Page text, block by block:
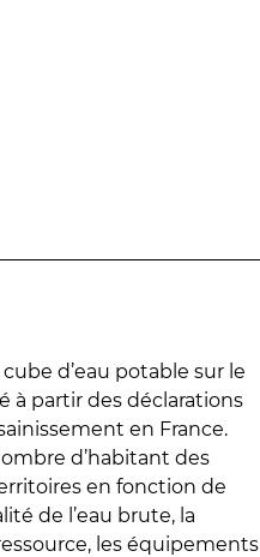
d’eau potable sur le
à partir des déclarations
en France.
d’habitant des
en fonction de
de l’eau brute, la
les équipements